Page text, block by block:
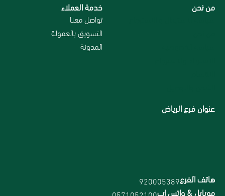
من نحن خدمة العملاء
تواصل معنا
التسويق بالعمولة
المدونة
عنوان فرع الرياض
هاتف الفرع920005389
موبايل & واتس اب